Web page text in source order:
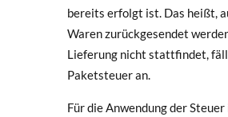
bereits erfolgt ist. Das heißt,
Waren zurückgesendet
Lieferung nicht stattfindet,
Paketsteuer an.
Für die Anwendung der Steuer